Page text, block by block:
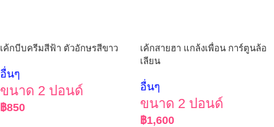
เค้กบีบครีมสีฟ้า ตัวอักษรสีขาว
อื่นๆ
ขนาด 2 ปอนด์
฿850
เค้กสายฮา แกล้งเพื่อน การ์ตูนล้อ
เลียน
อื่นๆ
ขนาด 2 ปอนด์
฿1,600